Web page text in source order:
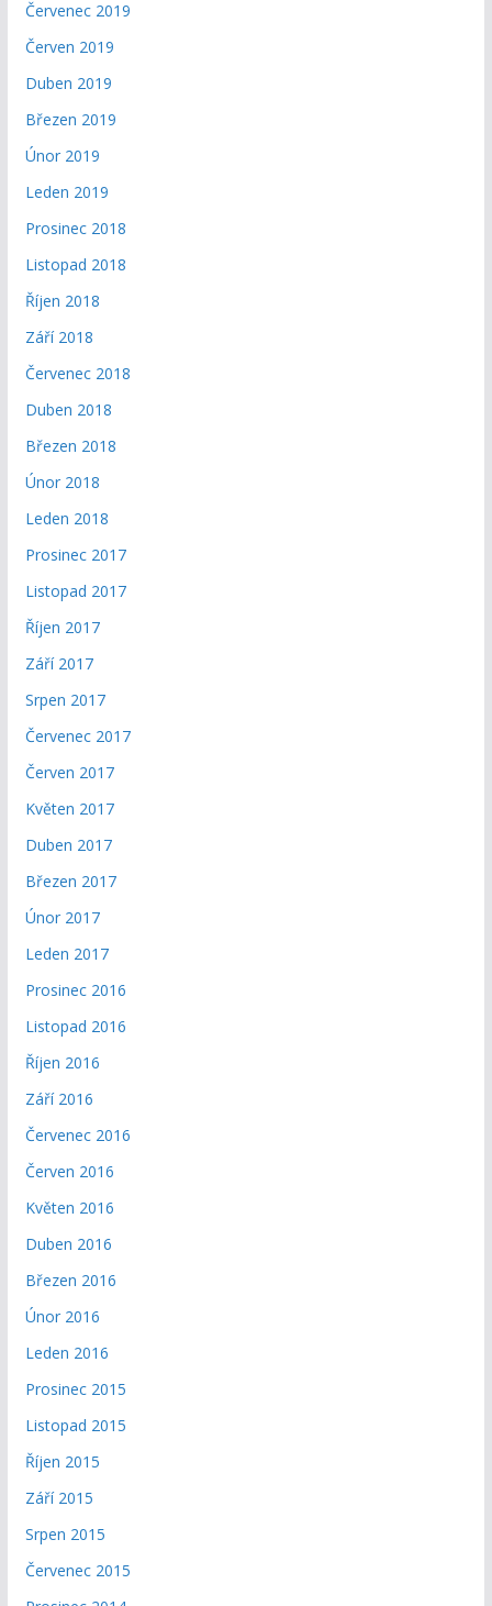
Červenec 2019
Červen 2019
Duben 2019
Březen 2019
Únor 2019
Leden 2019
Prosinec 2018
Listopad 2018
Říjen 2018
Září 2018
Červenec 2018
Duben 2018
Březen 2018
Únor 2018
Leden 2018
Prosinec 2017
Listopad 2017
Říjen 2017
Září 2017
Srpen 2017
Červenec 2017
Červen 2017
Květen 2017
Duben 2017
Březen 2017
Únor 2017
Leden 2017
Prosinec 2016
Listopad 2016
Říjen 2016
Září 2016
Červenec 2016
Červen 2016
Květen 2016
Duben 2016
Březen 2016
Únor 2016
Leden 2016
Prosinec 2015
Listopad 2015
Říjen 2015
Září 2015
Srpen 2015
Červenec 2015